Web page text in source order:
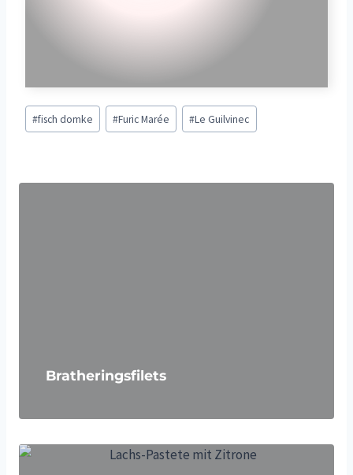
Schlagworte:
#fisch domke #Furic Marée #Le Guilvinec
Bratheringsfilets